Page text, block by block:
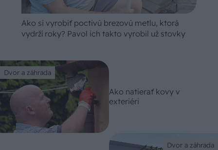
Ako si vyrobiť poctivú brezovú metlu, ktorá
vydrží roky? Pavol ich takto vyrobil už stovky
Dvor a záhrada
Ako natierať kovy v
exteriéri
Dvor a záhrada